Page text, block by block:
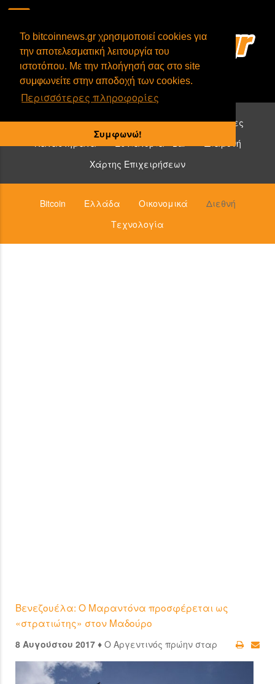
To bitcoinnews.gr χρησιμοποιεί cookies για
την αποτελεσματική λειτουργία του
ιστοτόπου. Με την πλοήγησή σας στο site
συμφωνείτε στην αποδοχή των cookies.
Περισσότερες πληροφορίες
Συμφωνώ!
Επιχειρήσεις που δέχονται bitcoin:
Υπηρεσίες
Καταστήματα
Εστιατόρια - Bar
Διαμονή
Χάρτης Επιχειρήσεων
Bitcoin Ελλάδα Οικονομικά
Διεθνή
Τεχνολογία
Βενεζουέλα: Ο Μαραντόνα προσφέρεται ως
«στρατιώτης» στον Μαδούρο
8 Αυγούστου 2017 ♦ Ο Αργεντινός πρώην σταρ